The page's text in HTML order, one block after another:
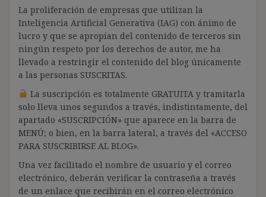
La proliferación de empresas que utilizan la
Inteligencia Artificial Generativa (IAG) con ánimo de
lucro y que se apropian del contenido de terceros sin
ningún respeto por los derechos de autor, me ha
llevado a restringir el contenido del blog únicamente
a las personas SUSCRITAS.
La suscripción es totalmente GRATUITA y tramitarla
solo lleva unos segundos a través, indistintamente, del
apartado «SUSCRIPCIÓN» que aparece en la barra de
MENÚ; o bien, en la barra lateral, a través del «ACCESO
PARA SUSCRIBIRSE AL BLOG».
Una vez facilitado el nombre de usuario y el correo
electrónico, deberán verificar la contraseña a través
de un enlace que recibirán en el correo electrónico